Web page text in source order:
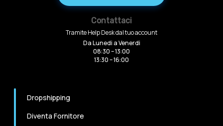
Contattaci
Tramite Help Desk dal tuo account
Da Lunedi a Venerdi
08:30 – 13:00
13:30 – 16:00
Dropshipping
Diventa Fornitore